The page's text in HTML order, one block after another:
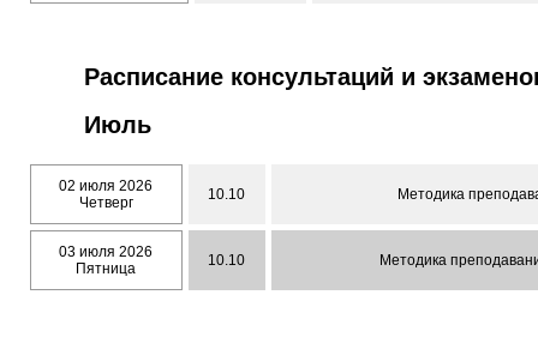
Расписание консультаций и
Июль
02 июля 2026
Четверг
10.10 Методика
03 июля 2026
Пятница
10.10 Методика